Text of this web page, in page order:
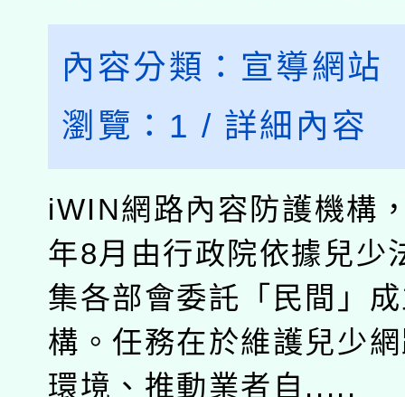
內容分類： 宣導網站
瀏覽： 1 / 詳細內容
iWIN網路內容防護機構
年8月由行政院依據兒少
集各部會委託「民間」
構。任務在於維護兒少
環境、推動業者自.....